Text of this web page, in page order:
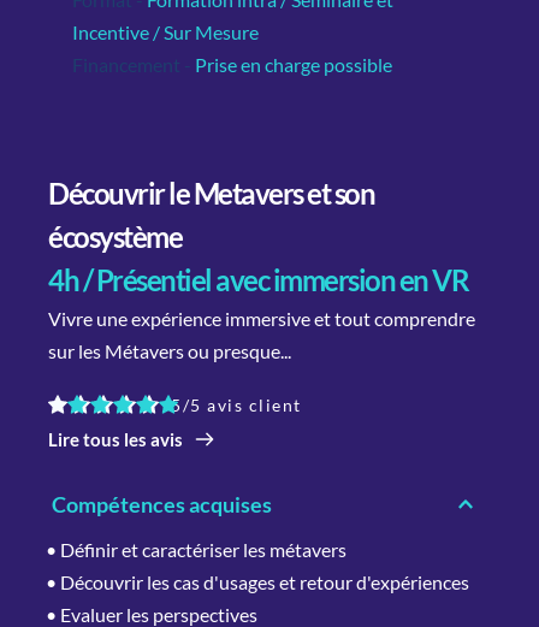
Découvrir le Metavers et son
écosystème
4h / Présentiel avec immersion en VR
Vivre une expérience immersive et tout comprendre
sur les Métavers ou presque...
5/5 avis client
Lire tous les avis
Compétences acquises
• Définir et caractériser les métavers
• Découvrir les cas d'usages et retour d'expériences
• Evaluer les perspectives
Incentive / Sur Mesure
Financement - Prise en charge possible